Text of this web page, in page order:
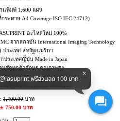
นพิมพ์ 1,600 แผ่น
ะดาษ A4 Coverage ISO IEC 24712)
อะไหล่ใหม่ 100%
จากสถาบัน International Imaging Technology
ประเทศ สหรัฐอเมริกา
ประเทศญี่ปุ่น Made in Japan
มชัดทุกตัวอักษร คุณภาพสูง
อเครื่อง รับประกันสินค้า 100%
สั่งซื้อสินค้า 1,000 บาทขึ้นไป)
1,400.00 บาท
: 750.00 บาท
ฟรีส่วนลด 100 บาท